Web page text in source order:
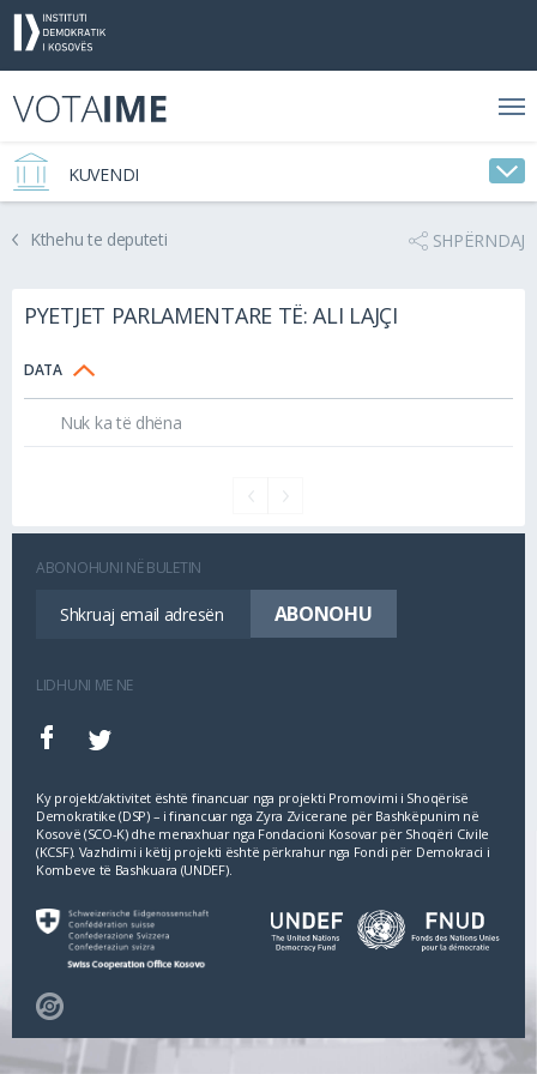
KUVENDI
Kthehu te deputeti SHPËRNDAJ
PYETJET PARLAMENTARE TË: ALI LAJÇI
DATA
Nuk ka të dhëna
ABONOHUNI NË BULETIN
LIDHUNI ME NE
Ky projekt/aktivitet është financuar nga projekti Promovimi i Shoqërisë
Demokratike (DSP) – i financuar nga Zyra Zvicerane për Bashkëpunim në
Kosovë (SCO‐K) dhe menaxhuar nga Fondacioni Kosovar për Shoqëri Civile
(KCSF). Vazhdimi i këtij projekti është përkrahur nga Fondi për Demokraci i
Kombeve të Bashkuara (UNDEF).